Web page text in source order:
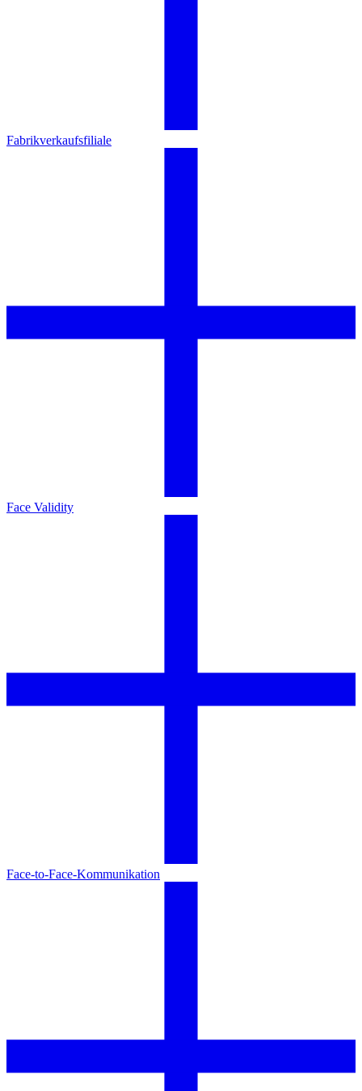
Fabrikverkaufsfiliale
Face Validity
Face-to-Face-Kommunikation